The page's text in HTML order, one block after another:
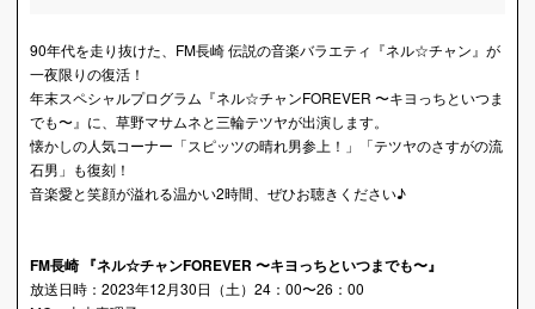
90年代を走り抜けた、FM長崎 伝説の音楽バラエティ『ネル☆チャン』が
一夜限りの復活！
年末スペシャルプログラム『ネル☆チャンFOREVER 〜キヨっちといつま
でも〜』に、草野マサムネと三輪テツヤが出演します。
懐かしの人気コーナー「スピッツの晴れ男参上！」「テツヤのさすがの流
石男」も復刻！
音楽愛と笑顔が溢れる温かい2時間、ぜひお聴きください♪
FM長崎 『ネル☆チャンFOREVER 〜キヨっちといつまでも〜』
放送日時：2023年12月30日（土）24：00〜26：00